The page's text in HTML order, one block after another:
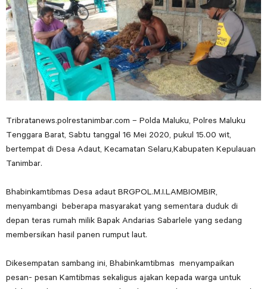
Tribratanews.polrestanimbar.com – Polda Maluku, Polres Maluku
Tenggara Barat, Sabtu tanggal 16 Mei 2020, pukul 15.00 wit,
bertempat di Desa Adaut, Kecamatan Selaru,Kabupaten Kepulauan
Tanimbar.
Bhabinkamtibmas Desa adaut BRGPOL.M.I.LAMBIOMBIR,
menyambangi beberapa masyarakat yang sementara duduk di
depan teras rumah milik Bapak Andarias Sabarlele yang sedang
membersikan hasil panen rumput laut.
Dikesempatan sambang ini, Bhabinkamtibmas menyampaikan
pesan- pesan Kamtibmas sekaligus ajakan kepada warga untuk